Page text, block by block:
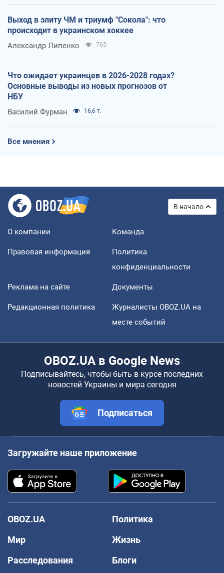
Выход в элиту ЧМ и триумф "Сокола": что
происходит в украинском хоккее
Александр Липенко 765
Что ожидает украинцев в 2026-2028 годах?
Основные выводы из новых прогнозов от
НБУ
Василий Фурман 16,6 т.
Все мнения
В начало
О компании Команда
Правовая информация
Политика
конфиденциальности
Реклама на сайте Документы
Редакционная политика
Журналисты OBOZ.UA на
месте событий
OBOZ.UA в Google News
Подписывайтесь, чтобы быть в курсе последних
новостей Украины и мира сегодня
Подписаться
Загружайте наше приложение
OBOZ.UA
Политика
Мир
Жизнь
Расследования
Блоги